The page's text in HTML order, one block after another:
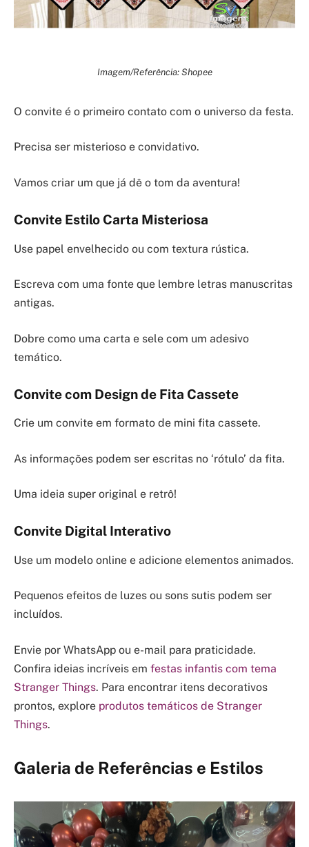
Imagem/Referência: Shopee
O convite é o primeiro contato com o universo da festa.
Precisa ser misterioso e convidativo.
Vamos criar um que já dê o tom da aventura!
Convite Estilo Carta Misteriosa
Use papel envelhecido ou com textura rústica.
Escreva com uma fonte que lembre letras manuscritas
antigas.
Dobre como uma carta e sele com um adesivo
temático.
Convite com Design de Fita Cassete
Crie um convite em formato de mini fita cassete.
As informações podem ser escritas no ‘rótulo’ da fita.
Uma ideia super original e retrô!
Convite Digital Interativo
Use um modelo online e adicione elementos animados.
Pequenos efeitos de luzes ou sons sutis podem ser
incluídos.
Envie por WhatsApp ou e-mail para praticidade.
Confira ideias incríveis em festas infantis com tema
Stranger Things. Para encontrar itens decorativos
prontos, explore produtos temáticos de Stranger
Things.
Galeria de Referências e Estilos